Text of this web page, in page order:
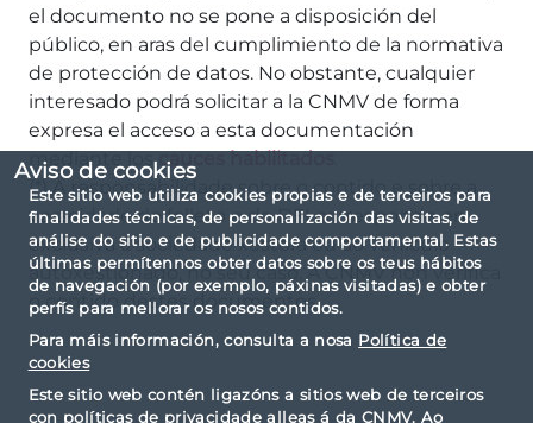
Aviso de cookies
Este sitio web utiliza cookies propias e de terceiros para
finalidades técnicas, de personalización das visitas, de
análise do sitio e de publicidade comportamental. Estas
últimas permítennos obter datos sobre os teus hábitos
de navegación (por exemplo, páxinas visitadas) e obter
perfís para mellorar os nosos contidos.
Para máis información, consulta a nosa Política de
cookies
Este sitio web contén ligazóns a sitios web de terceiros
con políticas de privacidade alleas á da CNMV. Ao
el documento no se pone a disposición del
público, en aras del cumplimiento de la normativa
de protección de datos. No obstante, cualquier
interesado podrá solicitar a la CNMV de forma
expresa el acceso a esta documentación
mediante loscauces habilitados.
(*) A responsabilidade sobre o contido e sobre a
veracidade do folleto e do DFI corresponde en
exclusiva á sociedade xestora ou ao vehículo
autoxestionado, no seu caso. A CNMV non verifica
o contido destes documentos.